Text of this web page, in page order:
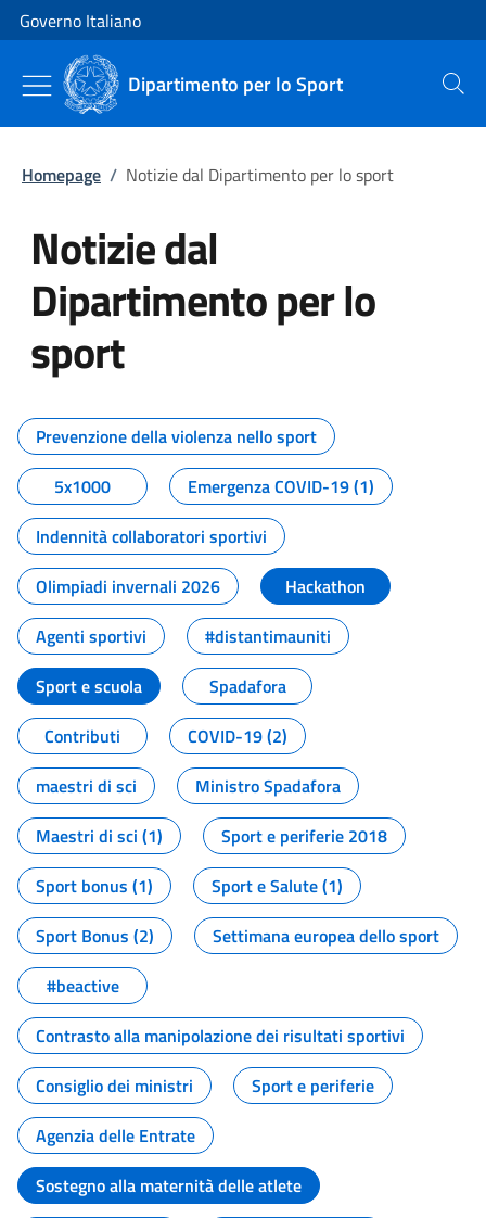
Vai al contenuto
Vai alla navigazione del sito
Governo Italiano
Dipartimento per lo Sport Cerca
Homepage / Notizie dal Dipartimento per lo sport
Notizie dal
Dipartimento per lo
sport
Tutti i contenuti della pagina
Prevenzione della violenza nello sport
5x1000
Emergenza COVID-19 (1)
Indennità collaboratori sportivi
Olimpiadi invernali 2026
Hackathon
Agenti sportivi
#distantimauniti
Sport e scuola
Spadafora
Contributi
COVID-19 (2)
maestri di sci
Ministro Spadafora
Maestri di sci (1)
Sport e periferie 2018
Sport bonus (1)
Sport e Salute (1)
Sport Bonus (2)
Settimana europea dello sport
#beactive
Contrasto alla manipolazione dei risultati sportivi
Consiglio dei ministri
Sport e periferie
Agenzia delle Entrate
Sostegno alla maternità delle atlete